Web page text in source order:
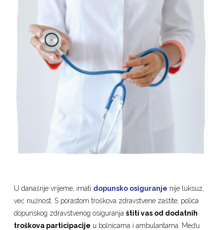
U današnje vrijeme, imati dopunsko osiguranje nije luksuz,
već nužnost. S porastom troškova zdravstvene zaštite, polica
dopunskog zdravstvenog osiguranjaštiti vas od dodatnih
troškova participacije u bolnicama i ambulantama. Među